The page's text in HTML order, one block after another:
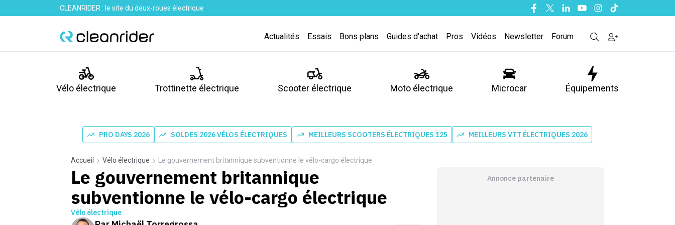
CLEANRIDER : le site du deux-roues électrique Facebook
TwitterLinkedinYoutubeInstagram
Tiktok
Actualités Essais Bons plans Guides d'achat Pros Vidéos Newsletter Forum
Vélo électrique Trottinette électrique Scooter électrique Moto électrique Microcar Équipements
PRO DAYS 2026 SOLDES 2026 VÉLOS ÉLECTRIQUES MEILLEURS SCOOTERS ÉLECTRIQUES 125 MEILLEURS VTT ÉLECTRIQUES 2026
Accueil Vélo électrique Le gouvernement britannique subventionne le vélo-cargo électrique
Le gouvernement britannique
subventionne le vélo-cargo électrique
Vélo électrique
Annonce partenaire